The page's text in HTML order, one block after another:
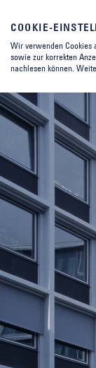
COOKIE-
Wir verwenden Cookies
sowie zur korrekten
nachlesen können.